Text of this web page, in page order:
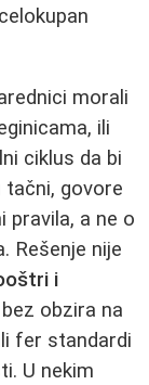
morali
ili
ciklus da bi
tačni, govore
pravila, a ne o
Rešenje nije
i
bez obzira na
fer standardi
U nekim